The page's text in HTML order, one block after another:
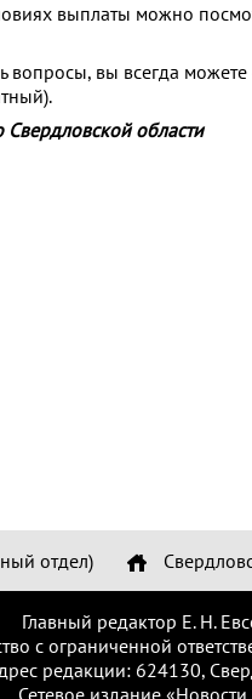
выплаты можно
вопросы, вы всегда
области
отдел)
Главный редактор Е. Н.
с ограниченной
редакции: 624130,